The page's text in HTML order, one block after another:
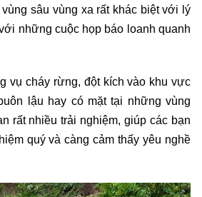
sâu vùng xa rất khác biệt với lý
những cuộc họp báo loanh quanh
vụ cháy rừng, đột kích vào khu vực
lậu hay có mặt tại những vùng
rất nhiều trải nghiệm, giúp các bạn
quý và càng cảm thấy yêu nghề